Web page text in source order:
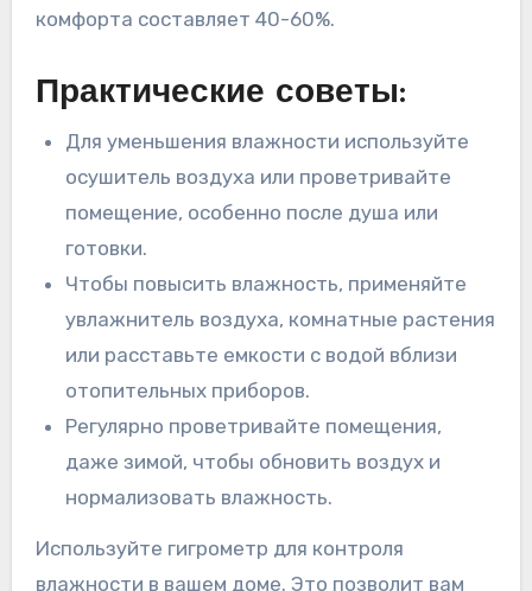
комфорта составляет 40-60%.
Практические советы:
Для уменьшения влажности используйте
осушитель воздуха или проветривайте
помещение, особенно после душа или
готовки.
Чтобы повысить влажность, применяйте
увлажнитель воздуха, комнатные растения
или расставьте емкости с водой вблизи
отопительных приборов.
Регулярно проветривайте помещения,
даже зимой, чтобы обновить воздух и
нормализовать влажность.
Используйте гигрометр для контроля
влажности в вашем доме. Это позволит вам